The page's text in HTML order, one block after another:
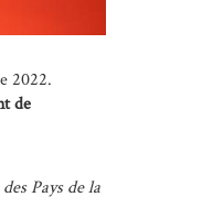
2022.
de
Pays de la